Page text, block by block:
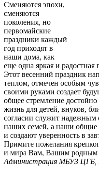
Сменяются эпохи,
сменяются
поколения, но
первомайские
праздники каждый
год приходят в
наши дома, как
еще одна яркая и
Этот весенний праздник
теплом, отмечен особым
своими руками создает
общее стремление
жизнь для детей, внуков,
согласии служит надежным
наших семей, а наши общие
и создают уверенность в
Примите пожелания
и мира Вам, Вашим родным
Администрация МБУЗ ЦГБ,